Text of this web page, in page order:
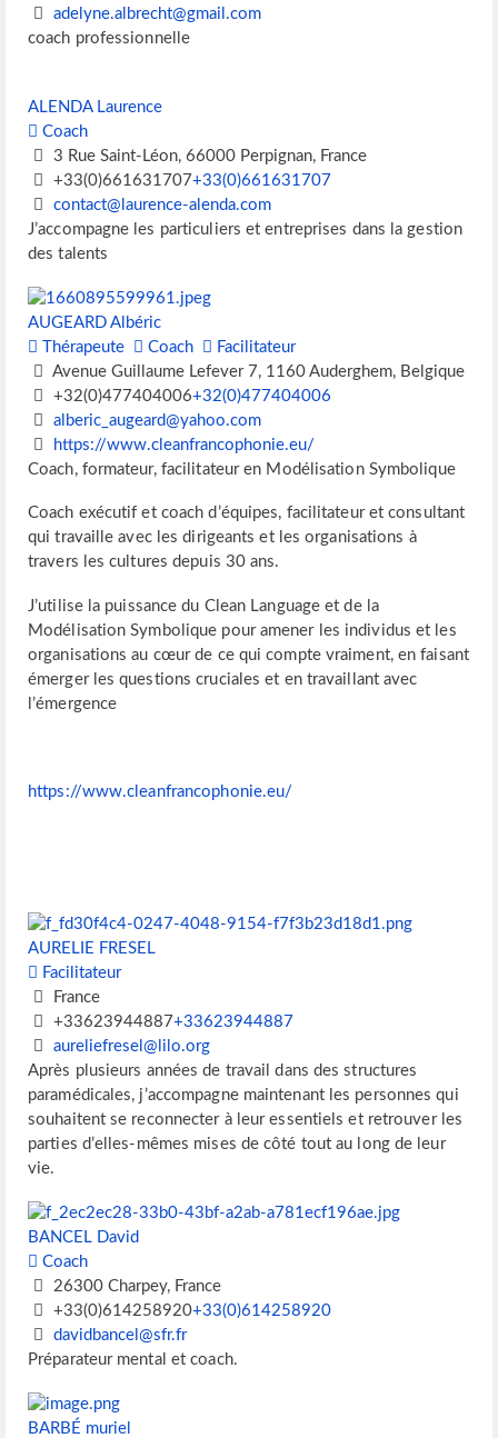
adelyne.albrecht@gmail.com
coach professionnelle
ALENDA Laurence
Coach
3 Rue Saint-Léon, 66000 Perpignan, France
+33(0)661631707+33(0)661631707
contact@laurence-alenda.com
J’accompagne les particuliers et entreprises dans la gestion
des talents
AUGEARD Albéric
Thérapeute
Coach
Facilitateur
Avenue Guillaume Lefever 7, 1160 Auderghem, Belgique
+32(0)477404006+32(0)477404006
alberic_augeard@yahoo.com
https://www.cleanfrancophonie.eu/
Coach, formateur, facilitateur en Modélisation Symbolique
Coach exécutif et coach d’équipes, facilitateur et consultant
qui travaille avec les dirigeants et les organisations à
travers les cultures depuis 30 ans.
J’utilise la puissance du Clean Language et de la
Modélisation Symbolique pour amener les individus et les
organisations au cœur de ce qui compte vraiment, en faisant
émerger les questions cruciales et en travaillant avec
l’émergence
https://www.cleanfrancophonie.eu/
AURELIE FRESEL
Facilitateur
France
+33623944887+33623944887
aureliefresel@lilo.org
Après plusieurs années de travail dans des structures
paramédicales, j’accompagne maintenant les personnes qui
souhaitent se reconnecter à leur essentiels et retrouver les
parties d’elles-mêmes mises de côté tout au long de leur
vie.
BANCEL David
Coach
26300 Charpey, France
+33(0)614258920+33(0)614258920
davidbancel@sfr.fr
Préparateur mental et coach.
BARBÉ muriel